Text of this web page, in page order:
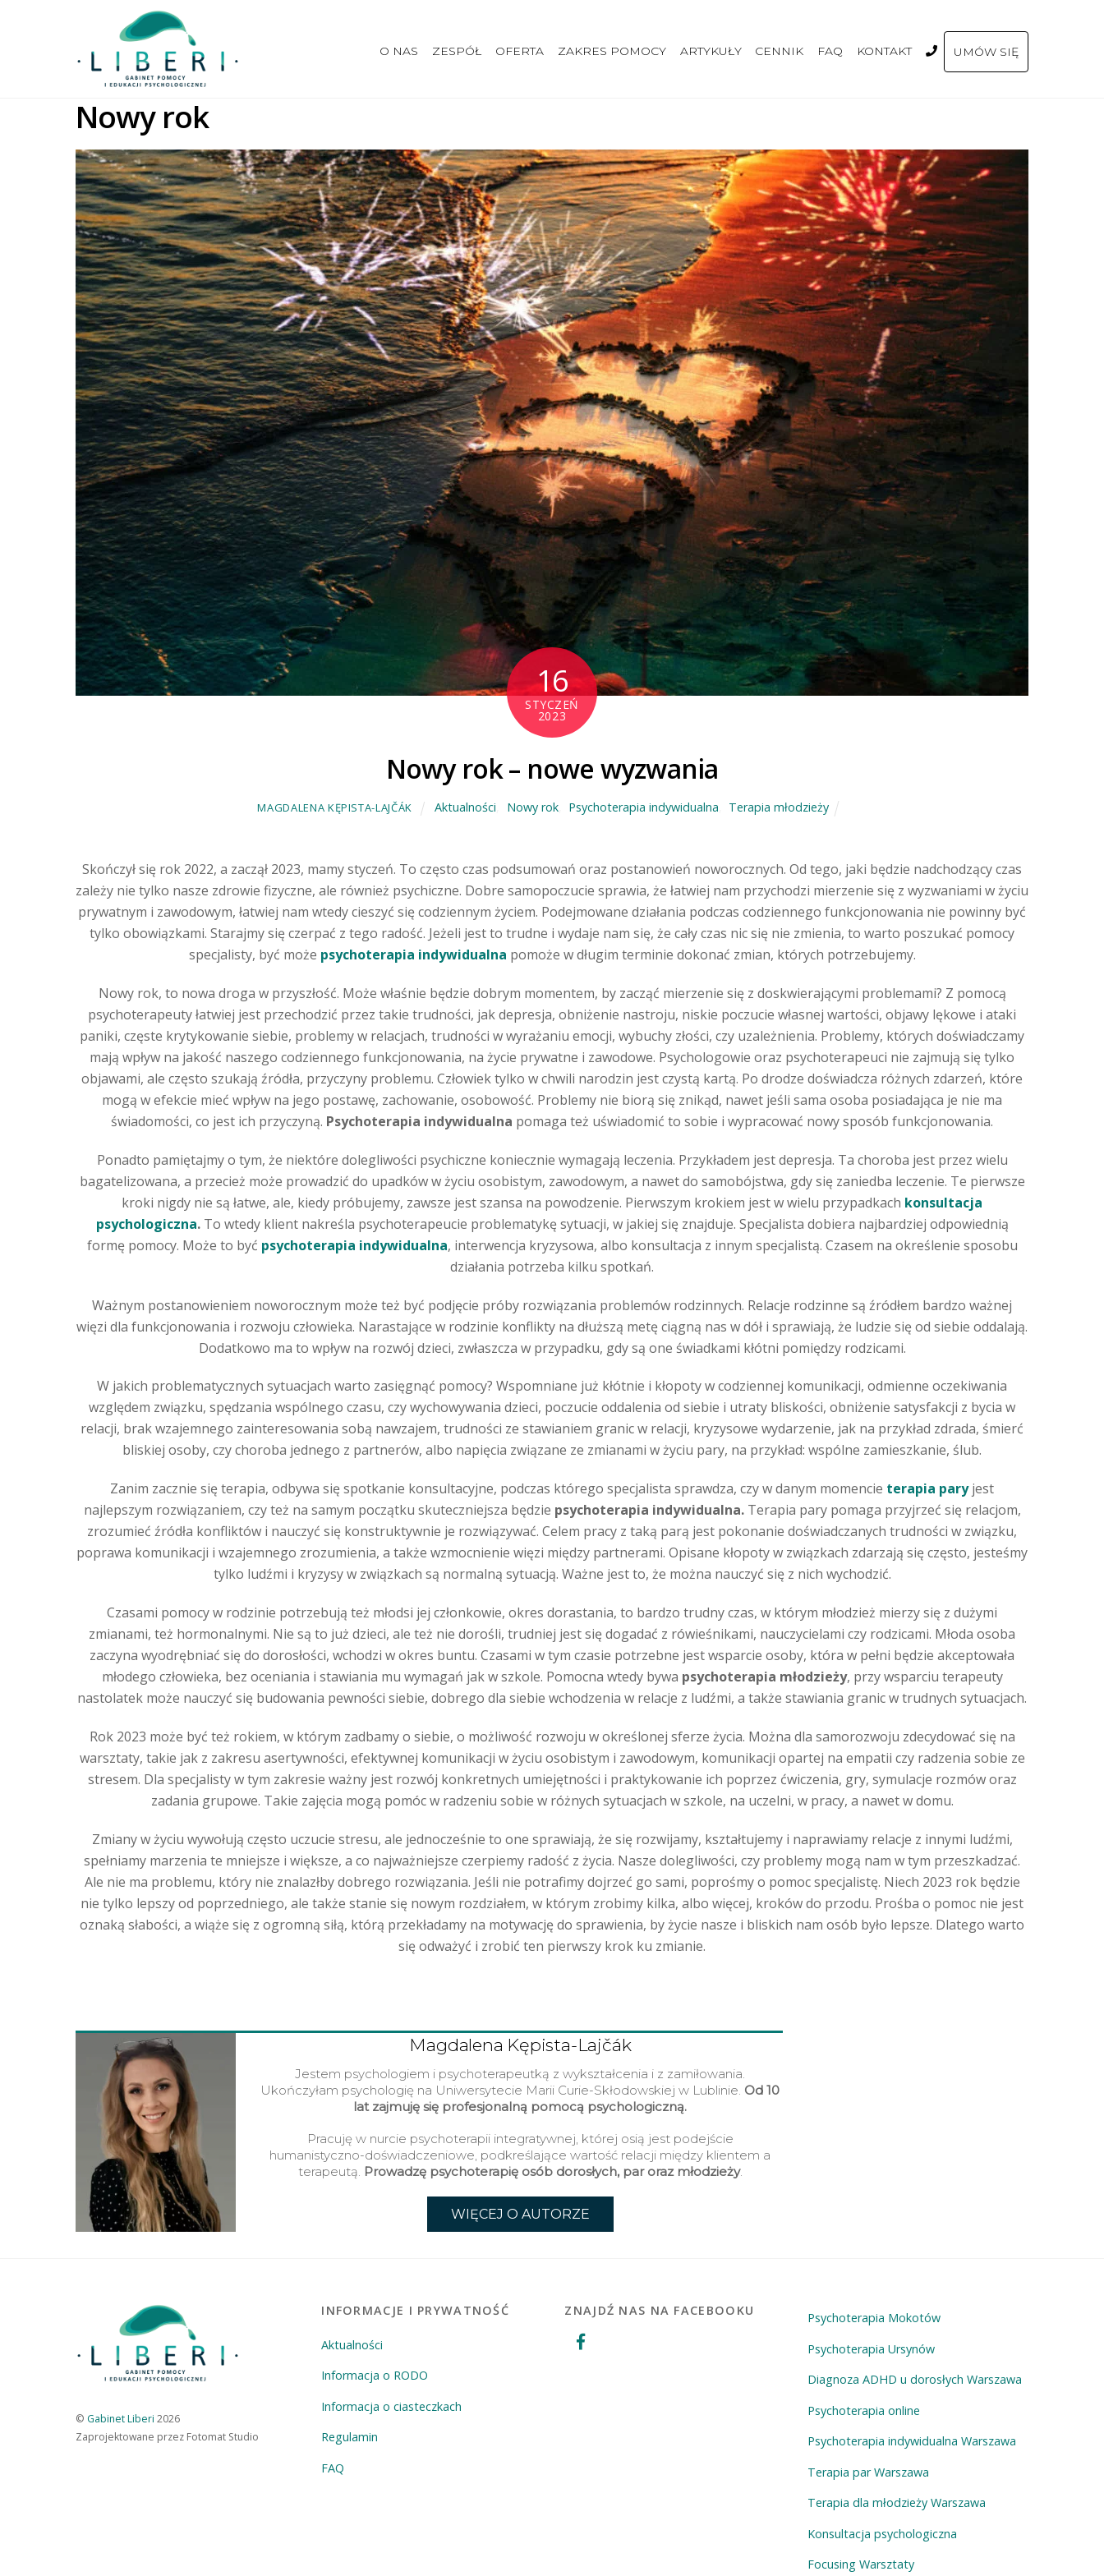
O NAS ZESPÓŁ OFERTA ZAKRES POMOCY ARTYKUŁY CENNIK FAQ KONTAKT UMÓW SIĘ
Nowy rok
16
STYCZEŃ
2023
Nowy rok – nowe wyzwania
MAGDALENA KĘPISTA-LAJČÁK Aktualności Nowy rok, Psychoterapia indywidualna Terapia młodzieży
Skończył się rok 2022, a zaczął 2023, mamy styczeń. To często czas podsumowań oraz postanowień noworocznych. Od tego, jaki będzie nadchodzący czas
zależy nie tylko nasze zdrowie fizyczne, ale również psychiczne. Dobre samopoczucie sprawia, że łatwiej nam przychodzi mierzenie się z wyzwaniami w życiu
prywatnym i zawodowym, łatwiej nam wtedy cieszyć się codziennym życiem. Podejmowane działania podczas codziennego funkcjonowania nie powinny być
tylko obowiązkami. Starajmy się czerpać z tego radość. Jeżeli jest to trudne i wydaje nam się, że cały czas nic się nie zmienia, to warto poszukać pomocy
specjalisty, być może psychoterapia indywidualna pomoże w długim terminie dokonać zmian, których potrzebujemy.
Nowy rok, to nowa droga w przyszłość. Może właśnie będzie dobrym momentem, by zacząć mierzenie się z doskwierającymi problemami? Z pomocą
psychoterapeuty łatwiej jest przechodzić przez takie trudności, jak depresja, obniżenie nastroju, niskie poczucie własnej wartości, objawy lękowe i ataki
paniki, częste krytykowanie siebie, problemy w relacjach, trudności w wyrażaniu emocji, wybuchy złości, czy uzależnienia. Problemy, których doświadczamy
mają wpływ na jakość naszego codziennego funkcjonowania, na życie prywatne i zawodowe. Psychologowie oraz psychoterapeuci nie zajmują się tylko
objawami, ale często szukają źródła, przyczyny problemu. Człowiek tylko w chwili narodzin jest czystą kartą. Po drodze doświadcza różnych zdarzeń, które
mogą w efekcie mieć wpływ na jego postawę, zachowanie, osobowość. Problemy nie biorą się znikąd, nawet jeśli sama osoba posiadająca je nie ma
świadomości, co jest ich przyczyną. Psychoterapia indywidualna pomaga też uświadomić to sobie i wypracować nowy sposób funkcjonowania.
Ponadto pamiętajmy o tym, że niektóre dolegliwości psychiczne koniecznie wymagają leczenia. Przykładem jest depresja. Ta choroba jest przez wielu
bagatelizowana, a przecież może prowadzić do upadków w życiu osobistym, zawodowym, a nawet do samobójstwa, gdy się zaniedba leczenie. Te pierwsze
kroki nigdy nie są łatwe, ale, kiedy próbujemy, zawsze jest szansa na powodzenie. Pierwszym krokiem jest w wielu przypadkach konsultacja
psychologiczna.To wtedy klient nakreśla psychoterapeucie problematykę sytuacji, w jakiej się znajduje. Specjalista dobiera najbardziej odpowiednią
formę pomocy. Może to być psychoterapia indywidualna, interwencja kryzysowa, albo konsultacja z innym specjalistą. Czasem na określenie sposobu
działania potrzeba kilku spotkań.
Ważnym postanowieniem noworocznym może też być podjęcie próby rozwiązania problemów rodzinnych. Relacje rodzinne są źródłem bardzo ważnej
więzi dla funkcjonowania i rozwoju człowieka. Narastające w rodzinie konflikty na dłuższą metę ciągną nas w dół i sprawiają, że ludzie się od siebie oddalają.
Dodatkowo ma to wpływ na rozwój dzieci, zwłaszcza w przypadku, gdy są one świadkami kłótni pomiędzy rodzicami.
W jakich problematycznych sytuacjach warto zasięgnąć pomocy? Wspomniane już kłótnie i kłopoty w codziennej komunikacji, odmienne oczekiwania
względem związku, spędzania wspólnego czasu, czy wychowywania dzieci, poczucie oddalenia od siebie i utraty bliskości, obniżenie satysfakcji z bycia w
relacji, brak wzajemnego zainteresowania sobą nawzajem, trudności ze stawianiem granic w relacji, kryzysowe wydarzenie, jak na przykład zdrada, śmierć
bliskiej osoby, czy choroba jednego z partnerów, albo napięcia związane ze zmianami w życiu pary, na przykład: wspólne zamieszkanie, ślub.
Zanim zacznie się terapia, odbywa się spotkanie konsultacyjne, podczas którego specjalista sprawdza, czy w danym momencie terapia paryjest
najlepszym rozwiązaniem, czy też na samym początku skuteczniejsza będzie psychoterapia indywidualna.Terapia pary pomaga przyjrzeć się relacjom,
zrozumieć źródła konfliktów i nauczyć się konstruktywnie je rozwiązywać. Celem pracy z taką parą jest pokonanie doświadczanych trudności w związku,
poprawa komunikacji i wzajemnego zrozumienia, a także wzmocnienie więzi między partnerami. Opisane kłopoty w związkach zdarzają się często, jesteśmy
tylko ludźmi i kryzysy w związkach są normalną sytuacją. Ważne jest to, że można nauczyć się z nich wychodzić.
Czasami pomocy w rodzinie potrzebują też młodsi jej członkowie, okres dorastania, to bardzo trudny czas, w którym młodzież mierzy się z dużymi
zmianami, też hormonalnymi. Nie są to już dzieci, ale też nie dorośli, trudniej jest się dogadać z rówieśnikami, nauczycielami czy rodzicami. Młoda osoba
zaczyna wyodrębniać się do dorosłości, wchodzi w okres buntu. Czasami w tym czasie potrzebne jest wsparcie osoby, która w pełni będzie akceptowała
młodego człowieka, bez oceniania i stawiania mu wymagań jak w szkole. Pomocna wtedy bywa psychoterapia młodzieży, przy wsparciu terapeuty
nastolatek może nauczyć się budowania pewności siebie, dobrego dla siebie wchodzenia w relacje z ludźmi, a także stawiania granic w trudnych sytuacjach.
Rok 2023 może być też rokiem, w którym zadbamy o siebie, o możliwość rozwoju w określonej sferze życia. Można dla samorozwoju zdecydować się na
warsztaty, takie jak z zakresu asertywności, efektywnej komunikacji w życiu osobistym i zawodowym, komunikacji opartej na empatii czy radzenia sobie ze
stresem. Dla specjalisty w tym zakresie ważny jest rozwój konkretnych umiejętności i praktykowanie ich poprzez ćwiczenia, gry, symulacje rozmów oraz
zadania grupowe. Takie zajęcia mogą pomóc w radzeniu sobie w różnych sytuacjach w szkole, na uczelni, w pracy, a nawet w domu.
Zmiany w życiu wywołują często uczucie stresu, ale jednocześnie to one sprawiają, że się rozwijamy, kształtujemy i naprawiamy relacje z innymi ludźmi,
spełniamy marzenia te mniejsze i większe, a co najważniejsze czerpiemy radość z życia. Nasze dolegliwości, czy problemy mogą nam w tym przeszkadzać.
Ale nie ma problemu, który nie znalazłby dobrego rozwiązania. Jeśli nie potrafimy dojrzeć go sami, poprośmy o pomoc specjalistę. Niech 2023 rok będzie
nie tylko lepszy od poprzedniego, ale także stanie się nowym rozdziałem, w którym zrobimy kilka, albo więcej, kroków do przodu. Prośba o pomoc nie jest
oznaką słabości, a wiąże się z ogromną siłą, którą przekładamy na motywację do sprawienia, by życie nasze i bliskich nam osób było lepsze. Dlatego warto
się odważyć i zrobić ten pierwszy krok ku zmianie.
Magdalena Kępista-Lajčák
Jestem psychologiem i psychoterapeutką z wykształcenia i z zamiłowania.
Ukończyłam psychologię na Uniwersytecie Marii Curie-Skłodowskiej w Lublinie. Od 10
lat zajmuję się profesjonalną pomocą psychologiczną.
Pracuję w nurcie psychoterapii integratywnej, której osią jest podejście
humanistyczno-doświadczeniowe, podkreślające wartość relacji między klientem a
terapeutą. Prowadzę psychoterapię osób dorosłych, par oraz młodzieży.
WIĘCEJ O AUTORZE
© Gabinet Liberi 2026
Zaprojektowane przez Fotomat Studio
INFORMACJE I PRYWATNOŚĆ
Aktualności
Informacja o RODO
Informacja o ciasteczkach
Regulamin
FAQ
ZNAJDŹ NAS NA FACEBOOKU
Psychoterapia Mokotów
Psychoterapia Ursynów
Diagnoza ADHD u dorosłych Warszawa
Psychoterapia online
Psychoterapia indywidualna Warszawa
Terapia par Warszawa
Terapia dla młodzieży Warszawa
Konsultacja psychologiczna
Focusing Warsztaty